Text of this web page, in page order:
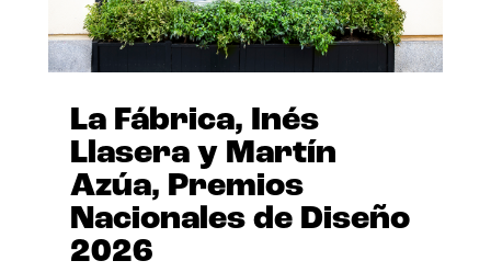
La Fábrica, Inés
Llasera y Martín
Azúa, Premios
Nacionales de Diseño
2026